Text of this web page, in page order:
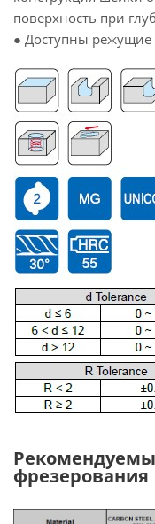
поверхность при
● Доступны
фрезерования